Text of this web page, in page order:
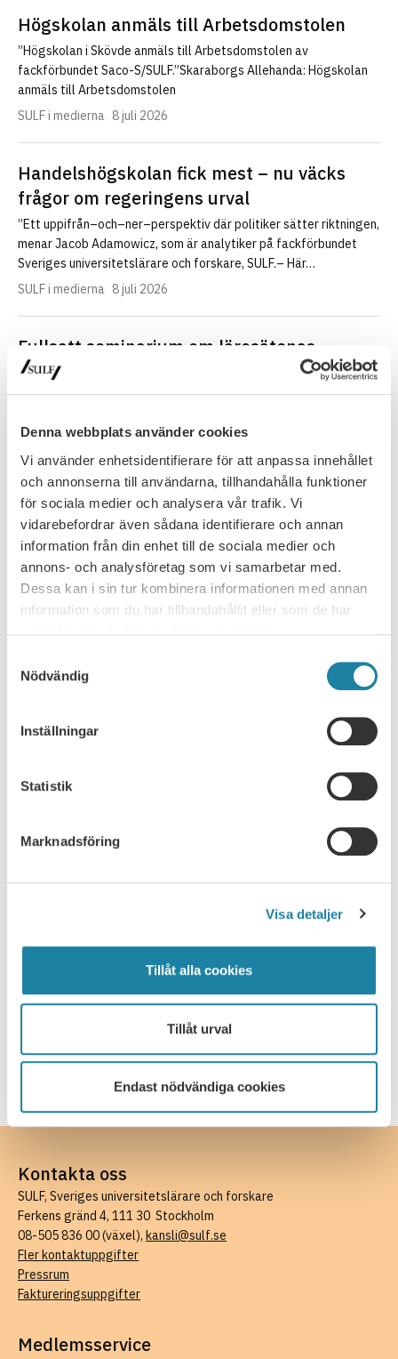
Denna webbplats använder cookies
Vi använder enhetsidentifierare för att anpassa innehållet
och annonserna till användarna, tillhandahålla funktioner
för sociala medier och analysera vår trafik. Vi
vidarebefordrar även sådana identifierare och annan
information från din enhet till de sociala medier och
annons- och analysföretag som vi samarbetar med.
Dessa kan i sin tur kombinera informationen med annan
information som du har tillhandahållit eller som de har
Nödvändig
Inställningar
Statistik
Marknadsföring
Visa detaljer
Tillåt alla cookies
Tillåt urval
Endast nödvändiga cookies
Högskolan anmäls till Arbetsdomstolen
”Högskolan i Skövde anmäls till Arbetsdomstolen av
fackförbundet Saco-S/SULF.”Skaraborgs Allehanda: Högskolan
anmäls till Arbetsdomstolen
SULF i medierna
8 juli 2026
Handelshögskolan fick mest – nu väcks
frågor om regeringens urval
”Ett uppifrån–och–ner–perspektiv där politiker sätter riktningen,
menar Jacob Adamowicz, som är analytiker på fackförbundet
Sveriges universitetslärare och forskare, SULF.– Här…
SULF i medierna
8 juli 2026
Fullsatt seminarium om lärosätenas
organisationsform
Spelar lärosätenas organisationsform någon roll för den
var ämnet för…
Nyhet 30 juni 2026
NYHETSARKIV
Ledare i Universitetsläraren
Skrift
Kontakta oss
SULF, Sveriges universitetslärare och forskare
Ferkens gränd 4, 111 30 Stockholm
08-505 836 00 (växel), kansli@sulf.se
Fler kontaktuppgifter
Pressrum
Faktureringsuppgifter
Medlemsservice